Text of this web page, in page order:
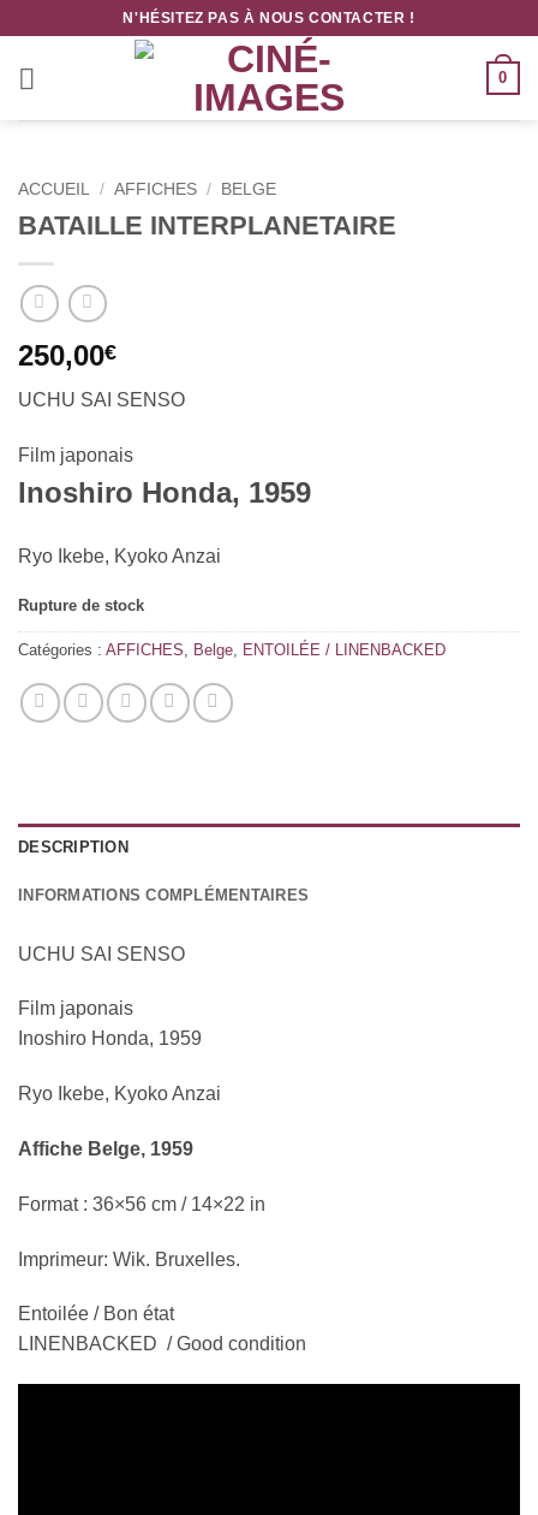
contenu
N'HÉSITEZ PAS À NOUS CONTACTER !
0
ACCUEIL / AFFICHES / BELGE
BATAILLE INTERPLANETAIRE
250,00€
UCHU SAI SENSO
Film japonais
Inoshiro Honda, 1959
Ryo Ikebe, Kyoko Anzai
Rupture de stock
Catégories : AFFICHES Belge ENTOILÉE / LINENBACKED
DESCRIPTION
INFORMATIONS COMPLÉMENTAIRES
UCHU SAI SENSO
Film japonais
Inoshiro Honda, 1959
Ryo Ikebe, Kyoko Anzai
Affiche Belge, 1959
Format : 36×56 cm / 14×22 in
Imprimeur: Wik. Bruxelles.
Entoilée / Bon état
LINENBACKED / Good condition